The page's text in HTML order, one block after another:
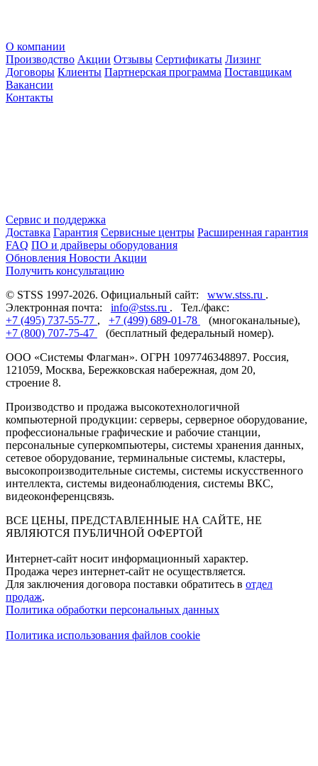
О компании
Производство Акции Отзывы Сертификаты Лизинг
Договоры Клиенты Партнерская программа Поставщикам
Вакансии
Контакты
Сервис и поддержка
Доставка Гарантия Сервисные центры Расширенная гарантия
FAQ ПО и драйверы оборудования
Обновления Новости Акции
Получить консультацию
© STSS 1997-2026. Официальный сайт: www.stss.ru .
Электронная почта: info@stss.ru . Тел./факс:
+7 (495) 737-55-77 , +7 (499) 689-01-78
(многоканальные),
+7 (800) 707-75-47
(бесплатный федеральный номер).
ООО «Системы Флагман». ОГРН 1097746348897. Россия,
121059, Москва, Бережковская набережная, дом 20,
строение 8.
Производство и продажа высокотехнологичной
компьютерной продукции: серверы, серверное оборудование,
профессиональные графические и рабочие станции,
персональные суперкомпьютеры, системы хранения данных,
сетевое оборудование, терминальные системы, кластеры,
высокопроизводительные системы, системы искусственного
интеллекта, системы видеонаблюдения, системы ВКС,
видеоконференцсвязь.
ВСЕ ЦЕНЫ, ПРЕДСТАВЛЕННЫЕ НА САЙТЕ, НЕ
ЯВЛЯЮТСЯ ПУБЛИЧНОЙ ОФЕРТОЙ
Интернет-сайт носит информационный характер.
Продажа через интернет-сайт не осуществляется.
Для заключения договора поставки обратитесь в отдел
продаж.
Политика обработки персональных данных
Политика использования файлов cookie